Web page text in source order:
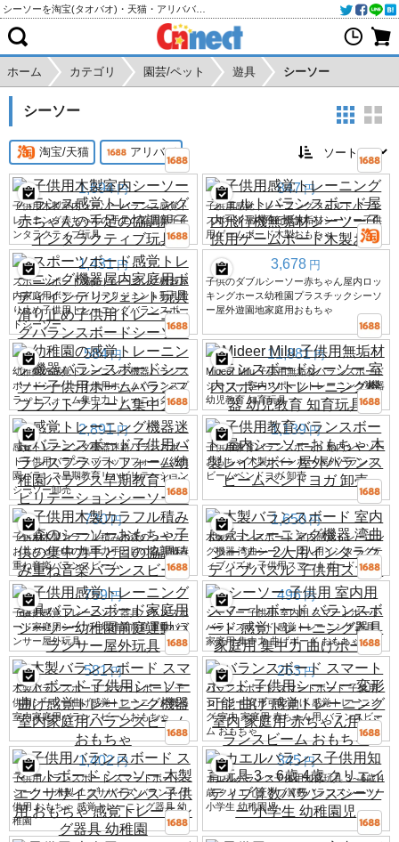
ホーム カテゴリ 園芸/ペット 遊具 シーソー
シーソー
淘宝/天猫 アリババ
1,694 円
子供用木製室内シーソーバランス感覚ト
レーニング赤ちゃんの手足の協調親子イ
ンタラクティブ玩具
847 円
子供用感覚トレーニングフェルトバラン
スボード屋内飛行機無垢材シーソー子供
用ゲームボード木製おもちゃ
1,431 円
スポーツボード感覚トレーニング機器屋
内家庭用ボディインテリジェント玩具滑
り止め子供用トレーニングバランスボー
ドシーソー
3,678 円
子供のダブルシーソー赤ちゃん屋内ロッ
キングホース幼稚園プラスチックシーソ
ー屋外遊園地家庭用おもちゃ
584 円
幼稚園の感覚トレーニング機器バランス
ボードシーソー子供用ホームバランスプ
ラットフォーム集中力トレーニング玩具
11,881 円
Mideer Milu 子供用無垢材バランスボード
シーソー 室内スポーツトレーニング機器
幼児教育 知育玩具
2,891 円
感覚トレーニング機器迷路バランスボー
ド子供用バランスプラットフォーム幼稚
園バランス早期教育リハビリテーション
シーソー卸売
1,139 円
子供用教育バランスボード 屋内シーソー
おもちゃ 木製レインボー 屋外バランス
ビームベンドヨガ 卸売
730 円
子供用木製カラフル積み木森のシーソー
おもちゃ子供の集中力手と目の協調積み
重ね音楽バランスビーム
1,650 円
木製バランスボード 室内感覚トレーニン
グ機器 湾曲シーソー 2人用インタラクテ
ィブパズル 子供用スマートボード
759 円
子供用感覚トレーニング器具バランスボ
ード家庭用シーソー幼稚園前庭運動バラ
ンサー屋外玩具
496 円
シーソー 子供用 室内用 スマートボード
バランスボード 感覚トレーニング器具
家庭用 集中力 曲げボード おもちゃ
581 円
木製バランスボード スマートボード 子
供用シーソー曲げ感覚トレーニング機器
室内家庭用バランスビームおもちゃ
263 円
バランスボード スマートボード 子供用
シーソー 変形可能 曲げ 感覚トレーニン
グ 室内 家庭用 赤ちゃん用 バランスビー
ム おもちゃ
1,402 円
子供用バランスボード スマートボード
シーソー 木製 エクササイズ バランス 子
供用 おもちゃ 感覚トレーニング器具 幼
稚園
345 円
カエルバランス子供用知育玩具 3～6歳 4
歳 クリエイティブ算数バランスシーソー
小学生 幼稚園児